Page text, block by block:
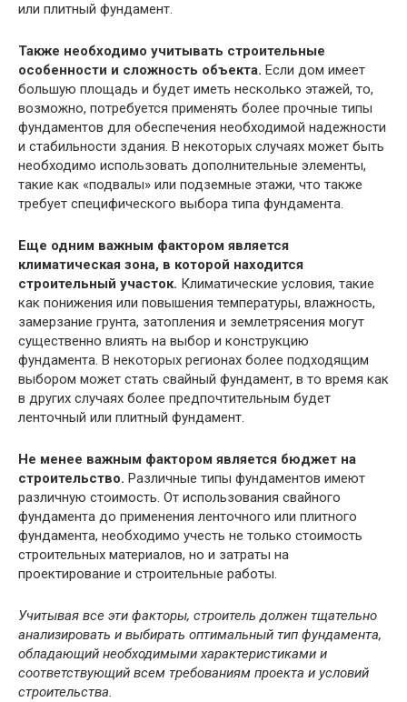
или плитный фундамент.
Также необходимо учитывать строительные
особенности и сложность объекта. Если дом имеет
большую площадь и будет иметь несколько этажей, то,
возможно, потребуется применять более прочные типы
фундаментов для обеспечения необходимой надежности
и стабильности здания. В некоторых случаях может быть
необходимо использовать дополнительные элементы,
такие как «подвалы» или подземные этажи, что также
требует специфического выбора типа фундамента.
Еще одним важным фактором является
климатическая зона, в которой находится
строительный участок. Климатические условия, такие
как понижения или повышения температуры, влажность,
замерзание грунта, затопления и землетрясения могут
существенно влиять на выбор и конструкцию
фундамента. В некоторых регионах более подходящим
выбором может стать свайный фундамент, в то время как
в других случаях более предпочтительным будет
ленточный или плитный фундамент.
Не менее важным фактором является бюджет на
строительство. Различные типы фундаментов имеют
различную стоимость. От использования свайного
фундамента до применения ленточного или плитного
фундамента, необходимо учесть не только стоимость
строительных материалов, но и затраты на
проектирование и строительные работы.
Учитывая все эти факторы, строитель должен тщательно
анализировать и выбирать оптимальный тип фундамента,
обладающий необходимыми характеристиками и
соответствующий всем требованиям проекта и условий
строительства.